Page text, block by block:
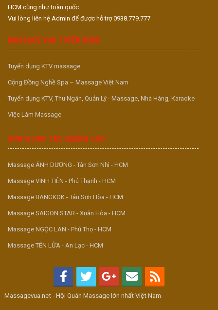
HCM cũng như toàn quốc.
Vui lòng liên hệ Admin để được hỗ trợ 0938.779.777
MASSAGE VUA TUYỂN DỤNG
Tuyển dụng KTV massage
Cộng Đồng Nghề Spa – Massage Việt Nam
Tuyển dụng KTV, Thu Ngân, Quản Lý - Massage, Nhà Hàng, Karaoke
Việc Làm Massage
ĐƠN VỊ HỢP TÁC QUẢNG CÁO
Massage ÁNH DƯƠNG - Tân Sơn Nhì - HCM
Massage VINH TIÊN - Phú Thạnh - HCM
Massage BANGKOK - Tân Sơn Hòa - HCM
Massage SAIGON STAR - Xuân Hòa - HCM
Massage NGỌC LAN - Phú Thọ - HCM
Massage TÊN LỬA - An Lạc - HCM
Massagevua.net - Hội Quán Massage lớn nhất Việt Nam